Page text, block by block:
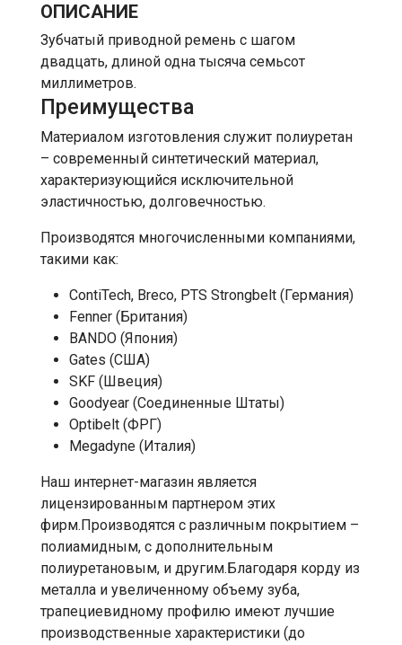
ОПИСАНИЕ
Зубчатый приводной ремень с шагом
двадцать, длиной одна тысяча семьсот
миллиметров.
Преимущества
Материалом изготовления служит полиуретан
– современный синтетический материал,
характеризующийся исключительной
эластичностью, долговечностью.
Производятся многочисленными компаниями,
такими как:
ContiTech, Breco, PTS Strongbelt (Германия)
Fenner (Британия)
BANDO (Япония)
Gates (США)
SKF (Швеция)
Goodyear (Соединенные Штаты)
Optibelt (ФРГ)
Megadyne (Италия)
Наш интернет-магазин является
лицензированным партнером этих
фирм.Производятся с различным покрытием –
полиамидным, с дополнительным
полиуретановым, и другим.Благодаря корду из
металла и увеличенному объему зуба,
трапециевидному профилю имеют лучшие
производственные характеристики (до